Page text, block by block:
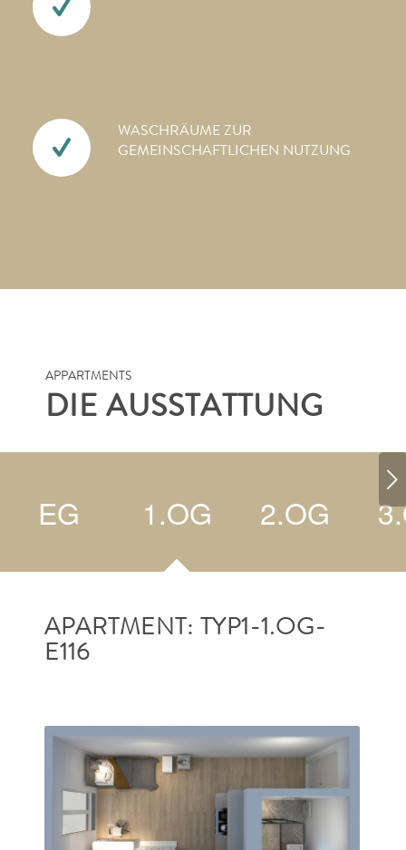
WASCHRÄUME ZUR
GEMEINSCHAFTLICHEN NUTZUNG
APPARTMENTS
DIE AUSSTATTUNG
EG 1.OG 2.OG
APARTMENT: TYP1-1.OG-
E116